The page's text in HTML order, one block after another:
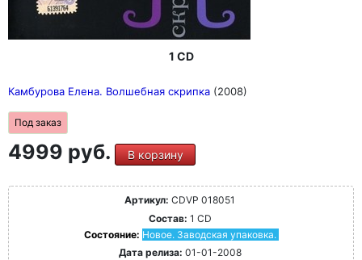
1 CD
Камбурова Елена. Волшебная скрипка (2008)
Под заказ
4999 руб. В корзину
Артикул: CDVP 018051
Состав: 1 CD
Состояние: Новое. Заводская упаковка.
Дата релиза: 01-01-2008